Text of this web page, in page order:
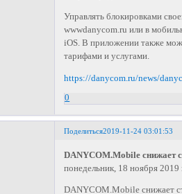
Управлять блокировками
wwwdanycom.ru или в
iOS. В приложении также
тарифами и услугами.
https://danycom.ru/news/
0
Поделиться2019-11-24 03:01:53
DANYCOM.Mobile снижает
понедельник, 18 ноября 2019
DANYCOM.Mobile снижает